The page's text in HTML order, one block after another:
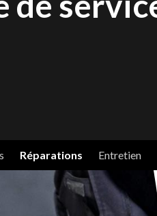
Réparations Entretien